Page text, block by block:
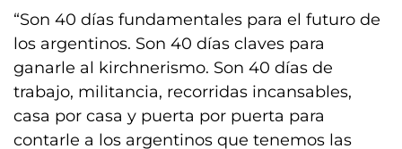
“Son 40 días fundamentales para el futuro de
los argentinos. Son 40 días claves para
ganarle al kirchnerismo. Son 40 días de
trabajo, militancia, recorridas incansables,
casa por casa y puerta por puerta para
contarle a los argentinos que tenemos las